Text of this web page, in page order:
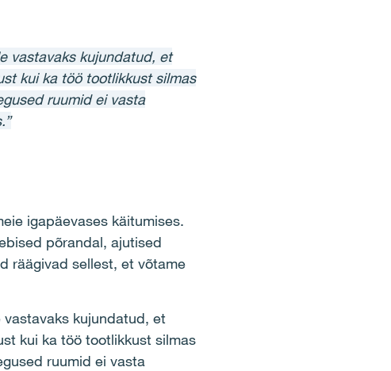
vastavaks kujundatud, et
kui ka töö tootlikkust silmas
ruumid ei vasta
igapäevases käitumises.
põrandal, ajutised
räägivad sellest, et võtame
kujundatud, et
kui ka töö tootlikkust silmas
ruumid ei vasta